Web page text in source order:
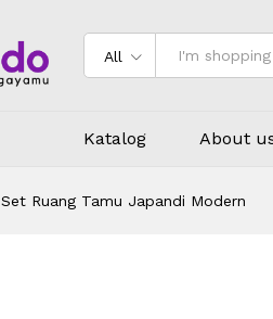
All
Katalog About
Set Ruang Tamu Japandi Modern